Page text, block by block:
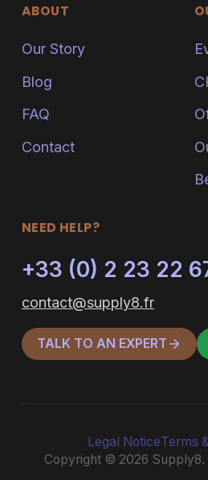
ABOUT
Our Story
Blog
FAQ
Contact
NEED HELP?
+33 (0) 2 23 22
contact@supply8.fr
TALK TO AN EXPERT